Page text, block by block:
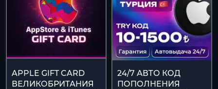
APPLE GIFT CARD
ВЕЛИКОБРИТАНИЯ
24/7 АВТО КОД
ПОПОЛНЕНИЯ